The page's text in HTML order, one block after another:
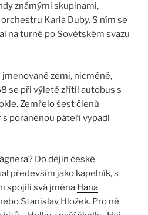
známými skupinami,
Karla Duby. S ním se
na turné po Sovětském svazu
zemi, nicméně,
se při výletě zřítil autobus s
Zemřelo šest členů
poraněnou páteří vypadl
Do dějin české
především jako kapelník, s
spojili svá jména Hana
Stanislav Hložek. Pro ně